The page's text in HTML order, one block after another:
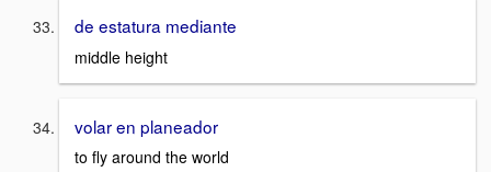
de estatura mediante
middle height
volar en planeador
to fly around the world